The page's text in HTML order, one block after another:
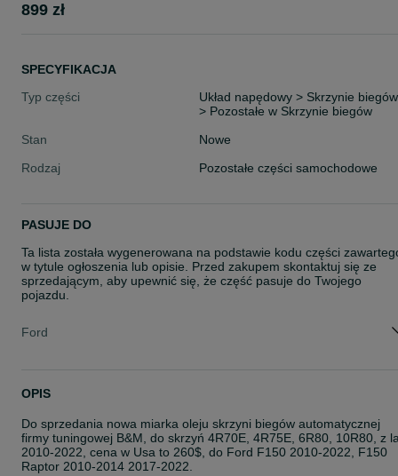
899 zł
SPECYFIKACJA
Typ części
Układ napędowy > Skrzynie biegów
> Pozostałe w Skrzynie biegów
Stan
Nowe
Rodzaj
Pozostałe części samochodowe
PASUJE DO
Ta lista została wygenerowana na podstawie kodu części
w tytule ogłoszenia lub opisie. Przed zakupem skontaktuj się ze
sprzedającym, aby upewnić się, że część pasuje do Twojego
pojazdu.
Ford
OPIS
Do sprzedania nowa miarka oleju skrzyni biegów automatycznej
firmy tuningowej B&M, do skrzyń 4R70E, 4R75E, 6R80, 10R80, z
2010-2022, cena w Usa to 260$, do Ford F150 2010-2022, F150
Raptor 2010-2014 2017-2022.